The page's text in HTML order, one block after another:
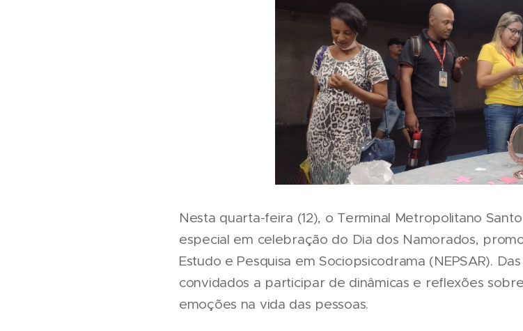
Nesta quarta-feira (12), o Terminal Metropolitano
especial em celebração do Dia dos Namorados,
Estudo e Pesquisa em Sociopsicodrama (NEPSAR).
convidados a participar de dinâmicas e reflexões
emoções na vida das pessoas.